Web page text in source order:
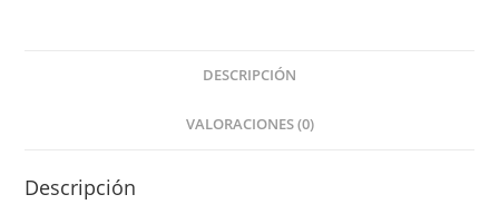
DESCRIPCIÓN
VALORACIONES (0)
Descripción